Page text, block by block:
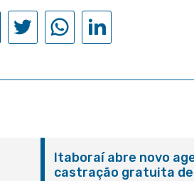
Itaboraí abre novo
castração gratuita